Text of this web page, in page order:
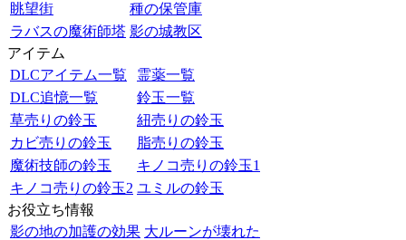
眺望街
種の保管庫
ラバスの魔術師塔 影の城教区
アイテム
DLCアイテム一覧
霊薬一覧
DLC追憶一覧
鈴玉一覧
草売りの鈴玉
紐売りの鈴玉
カビ売りの鈴玉
脂売りの鈴玉
魔術技師の鈴玉
キノコ売りの鈴玉1
キノコ売りの鈴玉2 ユミルの鈴玉
お役立ち情報
影の地の加護の効果 大ルーンが壊れた